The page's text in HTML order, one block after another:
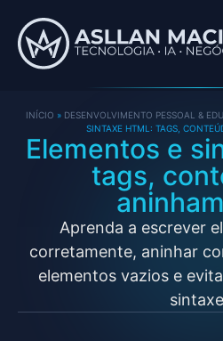
INÍCIO » DESENVOLVIMENTO PESSOAL &
SINTAXE HTML: TAGS,
Elementos e
tags,
Aprenda a escrever
corretamente, aninhar
elementos vazios e